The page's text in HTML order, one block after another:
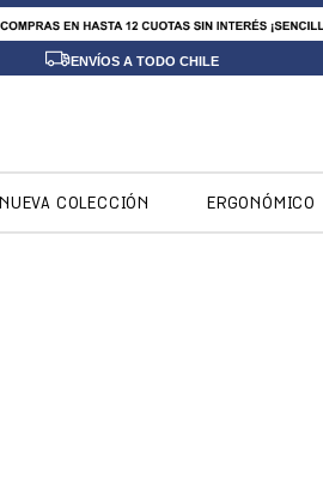
ENVÍOS A TODO CHILE
NUEVA COLECCIÓN ERGONÓMICO
1.
ninos